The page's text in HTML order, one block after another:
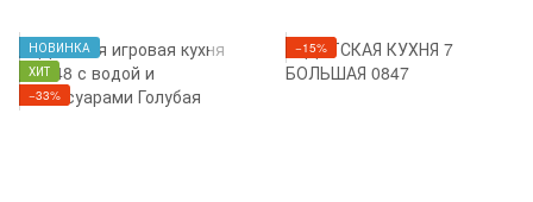
НОВИНКА
ХИТ
−33%
−15%